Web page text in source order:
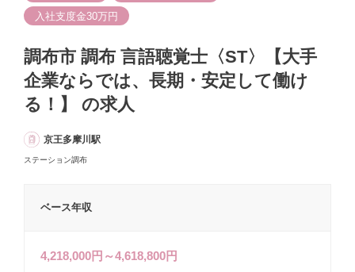
入社支度金30万円
調布市 調布 言語聴覚士〈ST〉【大手
企業ならでは、長期・安定して働け
る！】 の求人
京王多摩川駅
ステーション調布
ベース年収
4,218,000円～4,618,800円